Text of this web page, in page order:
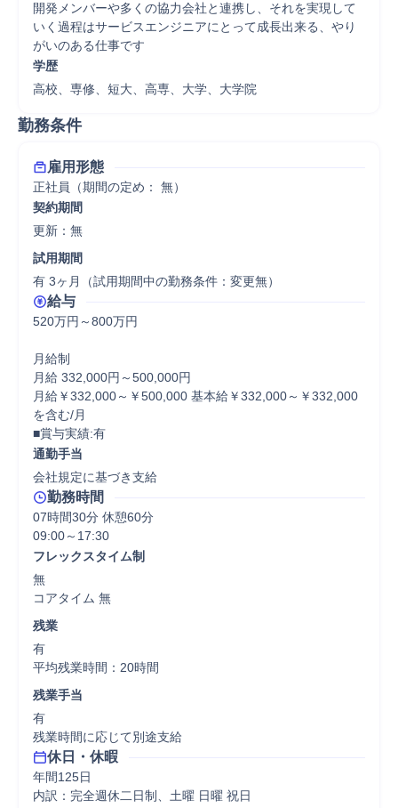
開発メンバーや多くの協力会社と連携し、それを実現して
いく過程はサービスエンジニアにとって成長出来る、やり
がいのある仕事です
学歴
高校、専修、短大、高専、大学、大学院
勤務条件
雇用形態
正社員（期間の定め： 無）
契約期間
更新：無
試用期間
有 3ヶ月（試用期間中の勤務条件：変更無）
給与
520万円～800万円
月給制
月給 332,000円～500,000円
月給￥332,000～￥500,000 基本給￥332,000～￥332,000
を含む/月
■賞与実績:有
通勤手当
会社規定に基づき支給
勤務時間
07時間30分 休憩60分
フレックスタイム制
無
コアタイム 無
残業
有
平均残業時間：20時間
残業手当
有
残業時間に応じて別途支給
休日・休暇
年間125日
内訳：完全週休二日制、土曜 日曜 祝日